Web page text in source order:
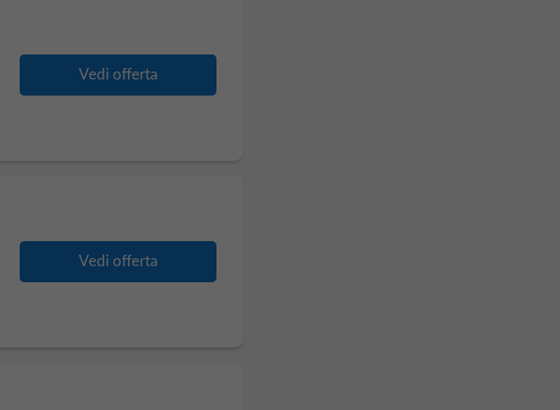
Vedi offerta
Vedi offerta